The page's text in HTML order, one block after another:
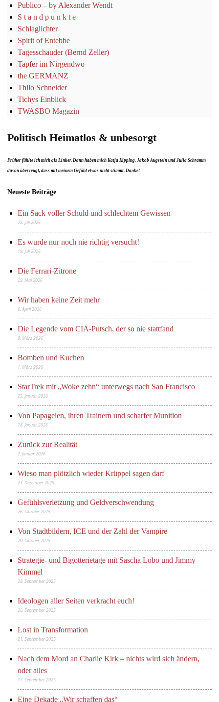
Publico – by Alexander Wendt
S t a n d p u n k t e
Schlaglichter
Spirit of Entebbe
Tagesschauder (Bernd Zeller)
Tapfer im Nirgendwo
the GERMANZ
Thilo Schneider
Tichys Einblick
TWASBO Magazin
Politisch Heimatlos & unbesorgt
Früher fühlte ich mich als Linker. Dann haben mich Katja Kipping, Jakob Augstein und Julia Schramm
davon überzeugt, dass mit meinem Gefühl etwas nicht stimmt. Danke!
Neueste Beiträge
Ein Sack voller Schuld und schlechtem Gewissen
28. Juli 2026
Es wurde nur noch nie richtig versucht!
19. Juli 2026
Die Ferrari-Zitrone
29. Mai 2026
Wir haben keine Zeit mehr
6. April 2026
Die Legende vom CIA-Putsch, der so nie stattfand
8. März 2026
Bomben und Kuchen
1. März 2026
StarTrek mit „Woke zehn“ unterwegs nach San Francisco
25. Januar 2026
Von Papageien, ihren Trainern und scharfer Munition
18. Januar 2026
Zurück zur Realität
7. Januar 2026
Wieso man plötzlich wieder Krüppel sagen darf
23. Dezember 2025
Gefühlsverletzung und Geldverschwendung
26. Oktober 2025
Von Stadtbildern, ICE und der Zahl der Vampire
20. Oktober 2025
Strategie- und Bigotterietage mit Sascha Lobo und Jimmy
Kimmel
28. September 2025
Ideologen aller Seiten verkracht euch!
26. September 2025
Lost in Transformation
21. September 2025
Nach dem Mord an Charlie Kirk – nichts wird sich ändern,
oder alles
17. September 2025
Eine Dekade „Wir schaffen das“